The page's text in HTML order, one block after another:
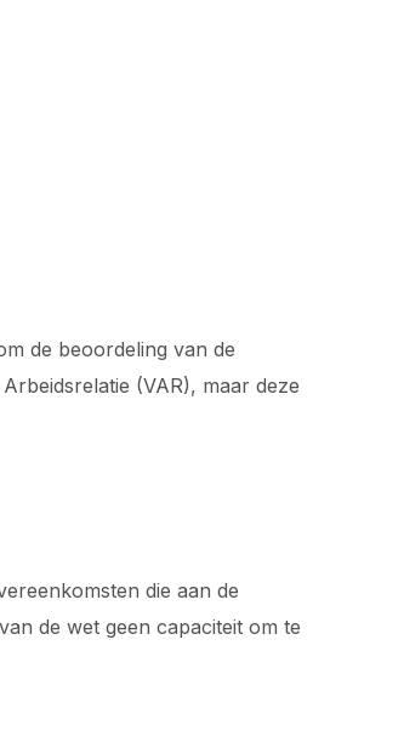
de beoordeling van de
(VAR), maar deze
die aan de
de wet geen capaciteit om te